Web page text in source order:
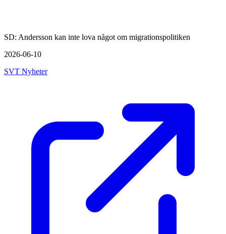
SD: Andersson kan inte lova något om migrationspolitiken
2026-06-10
SVT Nyheter